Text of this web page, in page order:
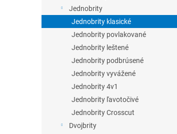
Jednobrity
Jednobrity klasické
Jednobrity povlakované
Jednobrity leštené
Jednobrity podbrúsené
Jednobrity vyvážené
Jednobrity 4v1
Jednobrity ľavotočivé
Jednobrity Crosscut
Dvojbrity